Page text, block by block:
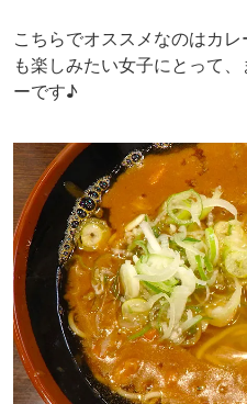
こちらでオススメなのはカ
も楽しみたい女子にとって
ーです♪